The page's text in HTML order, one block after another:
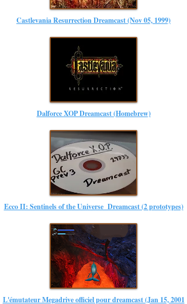
Castlevania Resurrection Dreamcast (Nov 05, 1999)
Dalforce XOP Dreamcast (Homebrew)
Ecco II: Sentinels of the Universe Dreamcast (2 prototypes)
L'émutateur Megadrive officiel pour dreamcast (Jan 15, 2001